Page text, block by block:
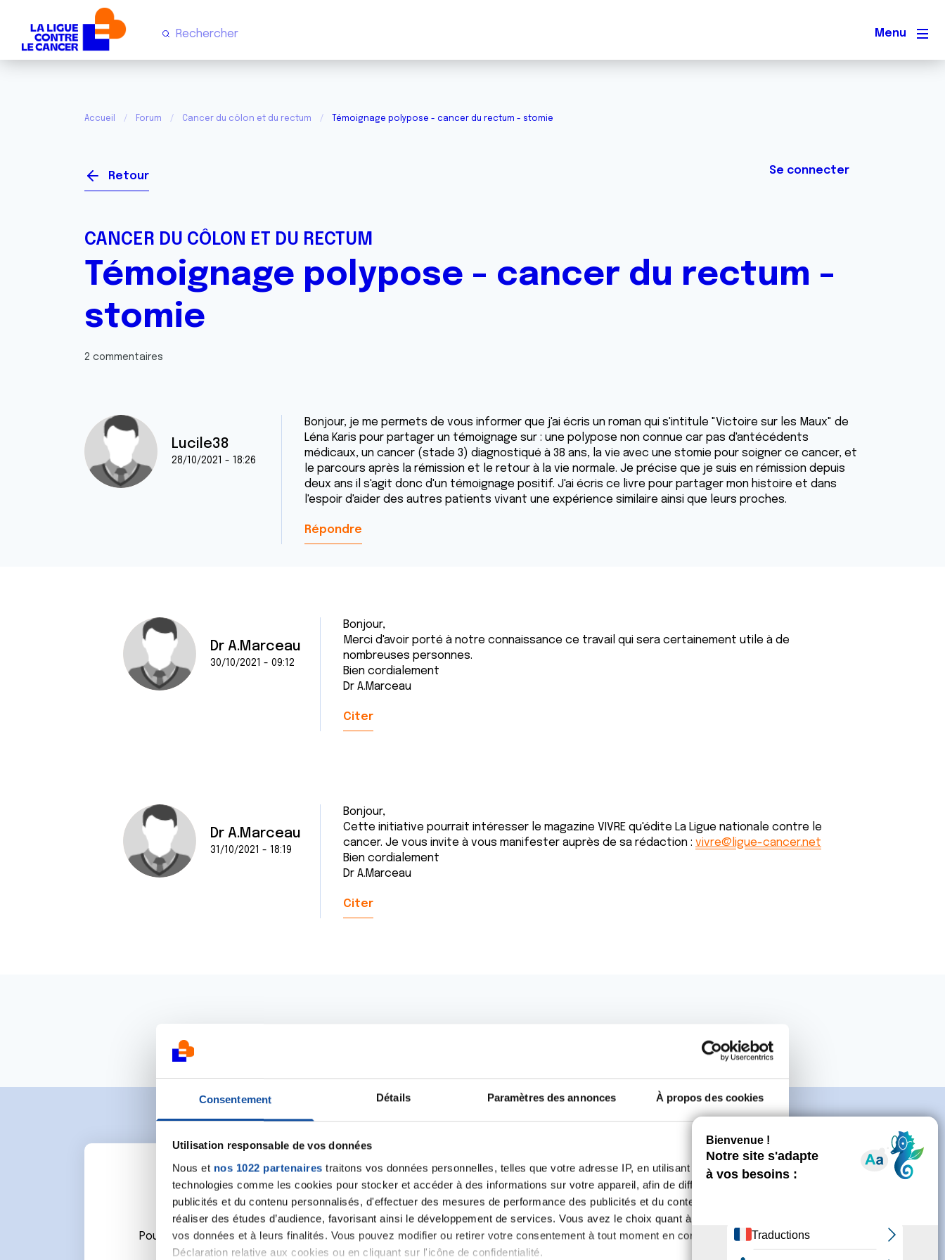
Consentement Détails Paramètres des annonces À propos des cookies
Utilisation responsable de vos données
Nous et nos 1022 partenaires traitons vos données personnelles, telles que votre adresse IP, en utilisant des
technologies comme les cookies pour stocker et accéder à des informations sur votre appareil, afin de diffuser des
publicités et du contenu personnalisés, d'effectuer des mesures de performance des publicités et du contenu, ainsi que de
réaliser des études d’audience, favorisant ainsi le développement de services. Vous avez le choix quant à l'utilisation de
vos données et à leurs finalités. Vous pouvez modifier ou retirer votre consentement à tout moment en consultant la
Déclaration relative aux cookies ou en cliquant sur l'icône de confidentialité.
Menu
Accueil Forum Cancer du côlon et du rectum Témoignage polypose - cancer du rectum - stomie
Retour Se connecter
CANCER DU CÔLON ET DU RECTUM
Témoignage polypose - cancer du rectum -
stomie
2 commentaires
Lucile38
28/10/2021 - 18:26
Bonjour, je me permets de vous informer que j'ai écris un roman qui s'intitule "Victoire sur les Maux" de
Léna Karis pour partager un témoignage sur : une polypose non connue car pas d'antécédents
médicaux, un cancer (stade 3) diagnostiqué à 38 ans, la vie avec une stomie pour soigner ce cancer, et
le parcours après la rémission et le retour à la vie normale. Je précise que je suis en rémission depuis
deux ans il s'agit donc d'un témoignage positif. J'ai écris ce livre pour partager mon histoire et dans
l'espoir d'aider des autres patients vivant une expérience similaire ainsi que leurs proches.
Répondre
Dr A.Marceau
30/10/2021 - 09:12
Bonjour,
Merci d'avoir porté à notre connaissance ce travail qui sera certainement utile à de
nombreuses personnes.
Bien cordialement
Dr A.Marceau
Citer
Dr A.Marceau
31/10/2021 - 18:19
Bonjour,
Cette initiative pourrait intéresser le magazine VIVRE qu'édite La Ligue nationale contre le
cancer. Je vous invite à vous manifester auprès de sa rédaction : vivre@ligue-cancer.net
Bien cordialement
Dr A.Marceau
Citer
Ecrire un commentaire
Pour écrire un commentaire ou lancer une nouvelle discussion vous aurez besoin de vous connecter ou de créer un compte.